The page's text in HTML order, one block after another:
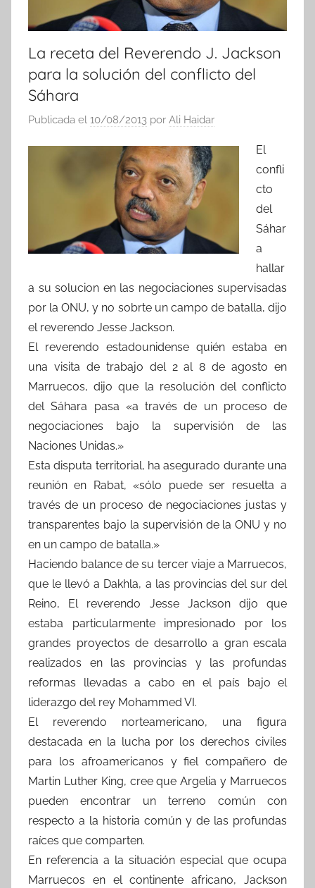
La receta del Reverendo J. Jackson
para la solución del conflicto del
Sáhara
Publicada el 10/08/2013 por Ali Haidar
El
confli
cto
del
Sáhar
a
hallar
a su solucion en las negociaciones supervisadas
por la ONU, y no sobrte un campo de batalla, dijo
el reverendo Jesse Jackson.
El reverendo estadounidense quién estaba en
una visita de trabajo del 2 al 8 de agosto en
Marruecos, dijo que la resolución del conflicto
del Sáhara pasa «a través de un proceso de
negociaciones bajo la supervisión de las
Naciones Unidas.»
Esta disputa territorial, ha asegurado durante una
reunión en Rabat, «sólo puede ser resuelta a
través de un proceso de negociaciones justas y
transparentes bajo la supervisión de la ONU y no
en un campo de batalla.»
Haciendo balance de su tercer viaje a Marruecos,
que le llevó a Dakhla, a las provincias del sur del
Reino, El reverendo Jesse Jackson dijo que
estaba particularmente impresionado por los
grandes proyectos de desarrollo a gran escala
realizados en las provincias y las profundas
reformas llevadas a cabo en el país bajo el
liderazgo del rey Mohammed VI.
El reverendo norteamericano, una figura
destacada en la lucha por los derechos civiles
para los afroamericanos y fiel compañero de
Martin Luther King, cree que Argelia y Marruecos
pueden encontrar un terreno común con
respecto a la historia común y de las profundas
raíces que comparten.
En referencia a la situación especial que ocupa
Marruecos en el continente africano, Jackson